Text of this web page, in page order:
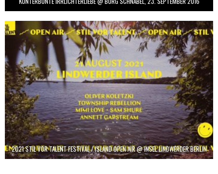
2021 STIL VOR TALENT FESTIVAL / ISLAND OPEN AIR @ INSEL LINDWERDER BERLIN